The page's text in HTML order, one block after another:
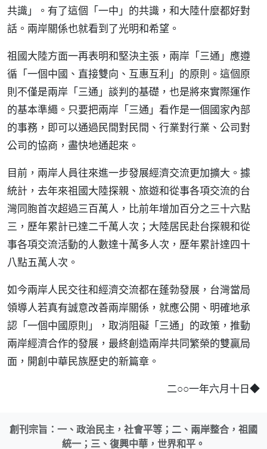
共識」。有了這個「一中」的共識，和大陸什麼都好對
話。兩岸關係也就看到了光明和希望。
祖國大陸方面一再表明和堅決主張，兩岸「三通」應遵
循「一個中國、直接雙向、互惠互利」的原則。這個原
則不僅是兩岸「三通」談判的基礎，也是將來實際運作
的基本準繩。只要把兩岸「三通」看作是一個國家內部
的事務，即可以通過民間對民間、行業對行業、公司對
公司的協商，盡快地通起來。
目前，兩岸人員往來進一步發展經濟交流更加擴大。據
統計，去年來祖國大陸探親、旅遊和從事各項交流的台
灣同胞首次超過三百萬人，比前年增加百分之三十六點
三，歷年累計已達二千萬人次；大陸居民赴台探親和從
事各項交流活動的人數達十萬多人次，歷年累計達四十
八點五萬人次。
如今兩岸人民交往和經濟交流都在蓬勃發展，台灣當局
領導人若真有誠意改善兩岸關係，就應公開、明確地承
認「一個中國原則」，取消阻礙「三通」的政策，推動
兩岸經濟合作的發展，最終創造兩岸共同繁榮的雙贏局
面，開創中華民族歷史的新篇章。
二○○一年六月十日◆
創刊宗旨：一、政治民主，社會平等；二、兩岸整合，祖國
統一；三、復興中華，世界和平。